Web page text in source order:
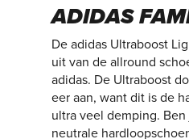
ADIDAS
De adidas Ultraboost
uit van de allround
adidas. De Ultraboost
eer aan, want dit is de
ultra veel demping.
neutrale